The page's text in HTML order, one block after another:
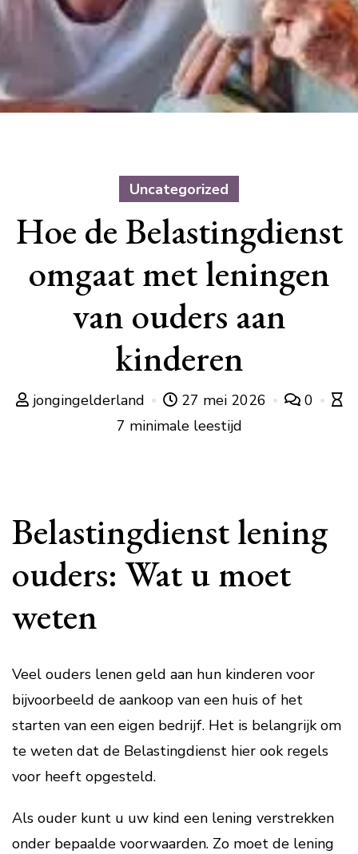
Uncategorized
Hoe de Belastingdienst
omgaat met leningen
van ouders aan
kinderen
jongingelderland 27 mei 2026
0
7 minimale leestijd
Belastingdienst lening
ouders: Wat u moet
weten
Veel ouders lenen geld aan hun kinderen voor
bijvoorbeeld de aankoop van een huis of het
starten van een eigen bedrijf. Het is belangrijk om
te weten dat de Belastingdienst hier ook regels
voor heeft opgesteld.
Als ouder kunt u uw kind een lening verstrekken
onder bepaalde voorwaarden. Zo moet de lening